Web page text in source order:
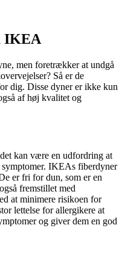
IKEA
men foretrækker at undgå
Så er de
dig. Disse dyner er ikke kun
af høj kvalitet og
kan være en udfordring at
IKEAs fiberdyner
er fri for dun, som er en
fremstillet med
at minimere risikoen for
lettelse for allergikere at
og giver dem en god